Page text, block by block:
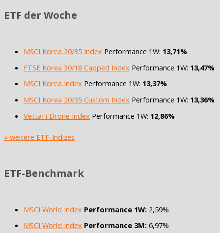
ETF der Woche
MSCI Korea 20/35 Index Performance 1W: 13,71%
FTSE Korea 30/18 Capped Index Performance 1W: 13,47%
MSCI Korea Index Performance 1W: 13,37%
MSCI Korea 20/35 Custom Index Performance 1W: 13,36%
VettaFi Drone Index Performance 1W: 12,86%
» weitere ETF-Indizes
ETF-Benchmark
MSCI World Index Performance 1W: 2,59%
MSCI World Index Performance 3M: 6,97%